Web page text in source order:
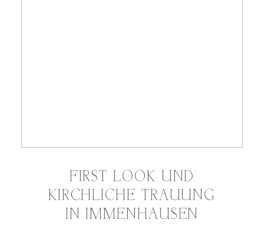
FIRST LOOK UND
KIRCHLICHE TRAUUNG
IN IMMENHAUSEN